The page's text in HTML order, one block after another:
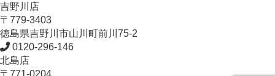
吉野川店
〒779-3403
徳島県吉野川市山川町前川75-2
0120-296-146
北島店
〒771-0204